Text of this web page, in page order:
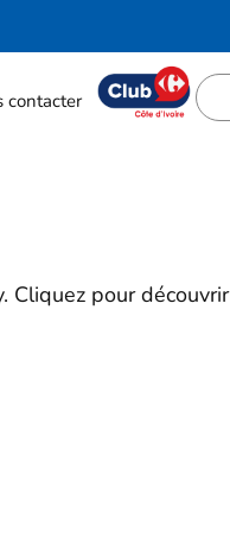
contacter
Cliquez pour découvrir